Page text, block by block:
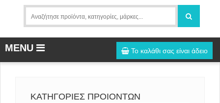
Το καλάθι σας είναι άδειο
MENU
ΚΑΤΗΓΟΡΙΕΣ ΠΡΟΙΟΝΤΩΝ